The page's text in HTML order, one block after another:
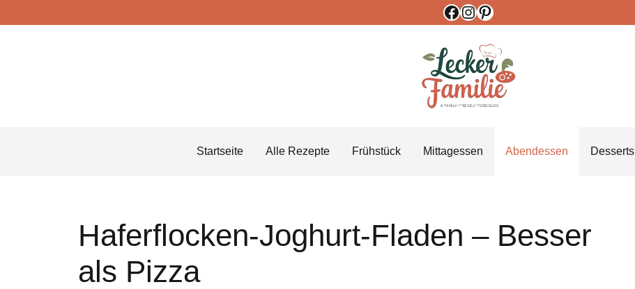
Facebook
Instagram
Pinterest
Startseite Alle Rezepte Frühstück Mittagessen Abendessen Desserts
Haferflocken-Joghurt-Fladen – Besser
als Pizza